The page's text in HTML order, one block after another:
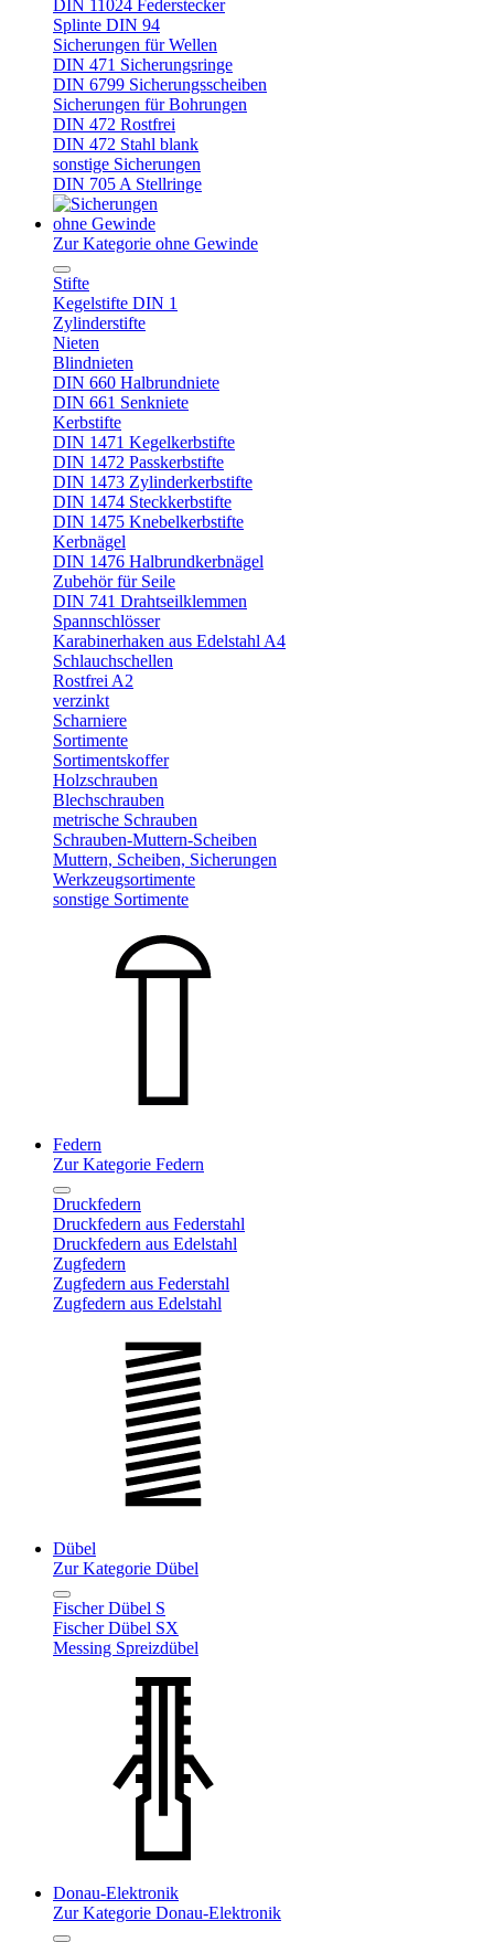
DIN 11024 Federstecker
Splinte DIN 94
Sicherungen für Wellen
DIN 471 Sicherungsringe
DIN 6799 Sicherungsscheiben
Sicherungen für Bohrungen
DIN 472 Rostfrei
DIN 472 Stahl blank
sonstige Sicherungen
DIN 705 A Stellringe
ohne Gewinde
Zur Kategorie ohne Gewinde
Stifte
Kegelstifte DIN 1
Zylinderstifte
Nieten
Blindnieten
DIN 660 Halbrundniete
DIN 661 Senkniete
Kerbstifte
DIN 1471 Kegelkerbstifte
DIN 1472 Passkerbstifte
DIN 1473 Zylinderkerbstifte
DIN 1474 Steckkerbstifte
DIN 1475 Knebelkerbstifte
Kerbnägel
DIN 1476 Halbrundkerbnägel
Zubehör für Seile
DIN 741 Drahtseilklemmen
Spannschlösser
Karabinerhaken aus Edelstahl A4
Schlauchschellen
Rostfrei A2
verzinkt
Scharniere
Sortimente
Sortimentskoffer
Holzschrauben
Blechschrauben
metrische Schrauben
Schrauben-Muttern-Scheiben
Muttern, Scheiben, Sicherungen
Werkzeugsortimente
sonstige Sortimente
Federn
Zur Kategorie Federn
Druckfedern
Druckfedern aus Federstahl
Druckfedern aus Edelstahl
Zugfedern
Zugfedern aus Federstahl
Zugfedern aus Edelstahl
Dübel
Zur Kategorie Dübel
Fischer Dübel S
Fischer Dübel SX
Messing Spreizdübel
Donau-Elektronik
Zur Kategorie Donau-Elektronik